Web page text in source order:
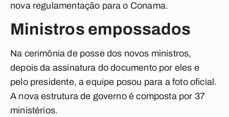
nova regulamentação para o Conama.
Ministros empossados
Na cerimônia de posse dos novos ministros,
depois da assinatura do documento por eles e
pelo presidente, a equipe posou para a foto oficial.
A nova estrutura de governo é composta por 37
ministérios.